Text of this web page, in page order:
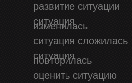
развитие ситуации
ситуация
изменилась
ситуация сложилась
ситуация
повторилась
оценить ситуацию